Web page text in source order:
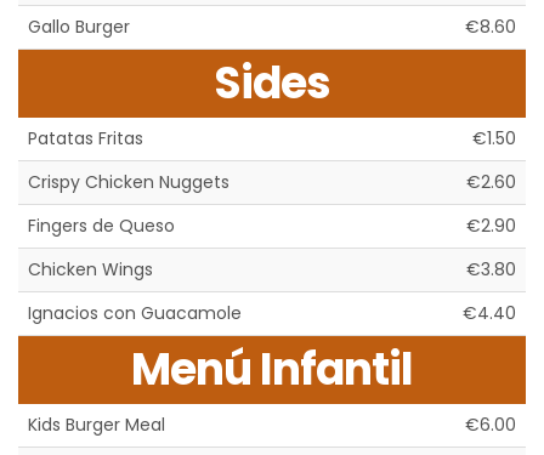
Gallo Burger
€8.60
Sides
Patatas Fritas
€1.50
Crispy Chicken Nuggets
€2.60
Fingers de Queso
€2.90
Chicken Wings
€3.80
Ignacios con Guacamole
€4.40
Menú Infantil
Kids Burger Meal
€6.00